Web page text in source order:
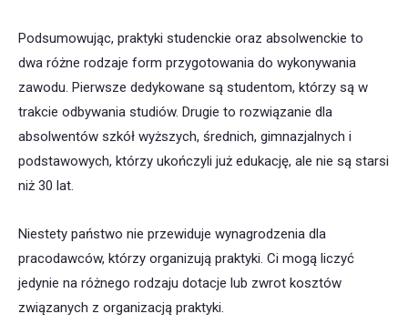
Podsumowując, praktyki studenckie oraz absolwenckie to
dwa różne rodzaje form przygotowania do wykonywania
zawodu. Pierwsze dedykowane są studentom, którzy są w
trakcie odbywania studiów. Drugie to rozwiązanie dla
absolwentów szkół wyższych, średnich, gimnazjalnych i
podstawowych, którzy ukończyli już edukację, ale nie są starsi
niż 30 lat.
Niestety państwo nie przewiduje wynagrodzenia dla
pracodawców, którzy organizują praktyki. Ci mogą liczyć
jedynie na różnego rodzaju dotacje lub zwrot kosztów
związanych z organizacją praktyki.